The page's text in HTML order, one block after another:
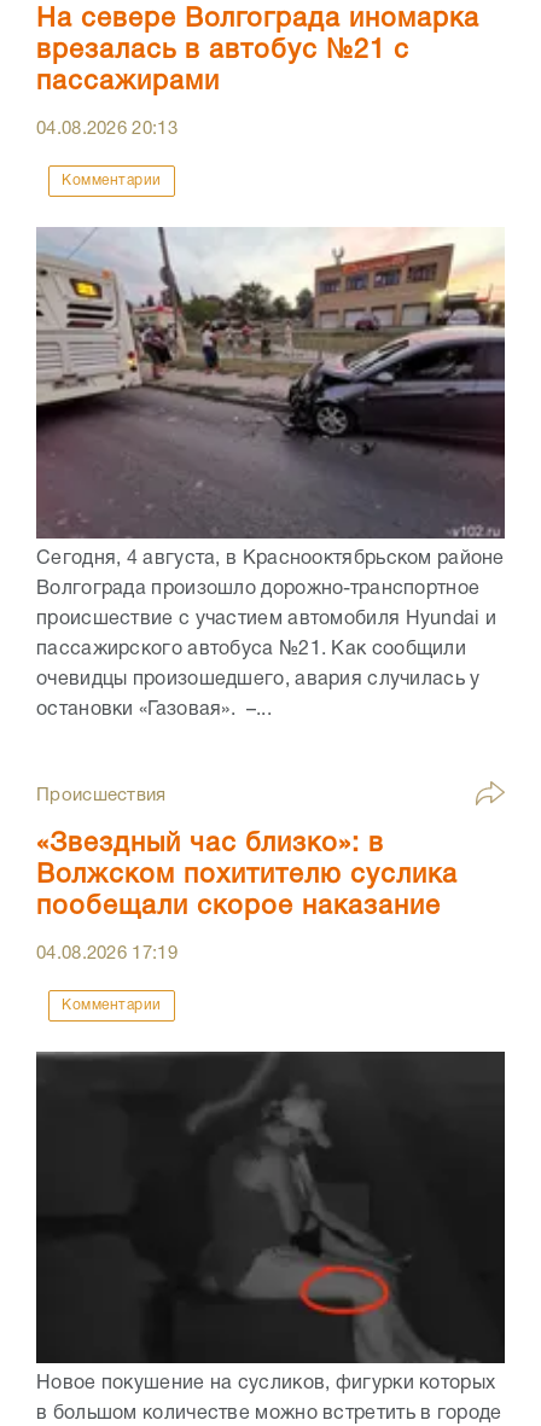
На севере Волгограда иномарка
врезалась в автобус №21 с
пассажирами
04.08.202620:13
Комментарии
Сегодня, 4 августа, в Краснооктябрьском районе
Волгограда произошло дорожно-транспортное
происшествие с участием автомобиля Hyundai и
пассажирского автобуса №21. Как сообщили
очевидцы произошедшего, авария случилась у
остановки «Газовая». –...
Происшествия
«Звездный час близко»: в
Волжском похитителю суслика
пообещали скорое наказание
04.08.2026 17:19
Комментарии
Новое покушение на сусликов, фигурки которых
в большом количестве можно встретить в городе